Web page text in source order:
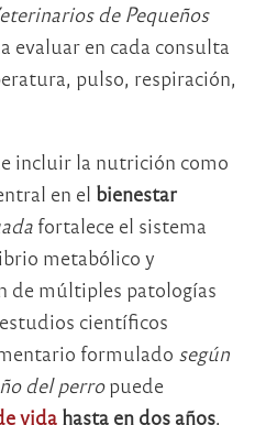
de Pequeños
evaluar en cada consulta
pulso, respiración,
incluir la nutrición como
en el bienestar
fortalece el sistema
metabólico y
de múltiples patologías
científicos
formulado según
del perropuede
vida hasta en dos años.